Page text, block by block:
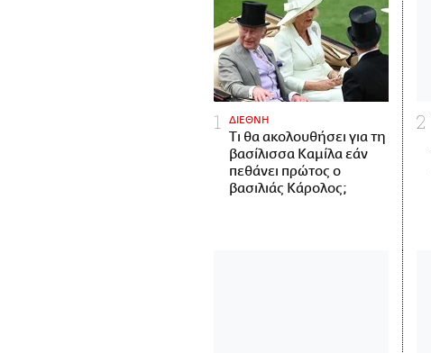
ΔΙΕΘΝΗ
Τι θα ακολουθήσει για τη
βασίλισσα Καμίλα εάν
πεθάνει πρώτος ο
βασιλιάς Κάρολος;